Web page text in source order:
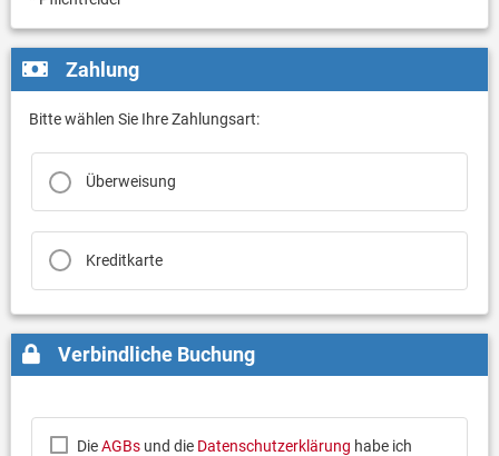
Zahlung
Bitte wählen Sie Ihre Zahlungsart:
Überweisung
Kreditkarte
Verbindliche Buchung
DieAGBsund die Datenschutzerklärung habe ich